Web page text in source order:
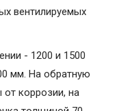
вентилируемых
- 1200 и 1500
мм. На обратную
от коррозии, на